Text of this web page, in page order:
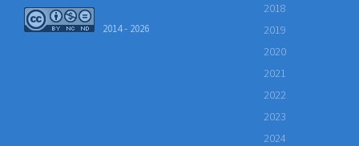
2014 - 2026
2018
2019
2020
2021
2022
2023
2024